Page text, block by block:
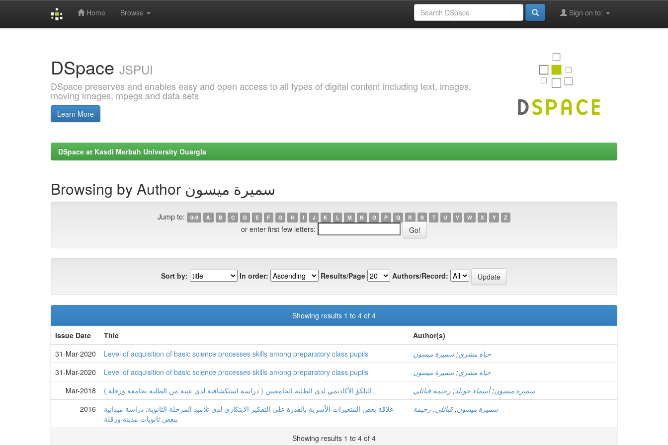
Home Browse Sign on to:
DSpace JSPUI
DSpace preserves and enables easy and open access to all types of digital content including text, images,
moving images, mpegs and data sets
Learn More
DSpace at Kasdi Merbah University Ouargla
Browsing by Author سميرة ميسون
Jump to: 0-9 A B C D E F G H I J K L M N O P Q R S T U V W X Y Z
or enter first few letters:
Sort by: In order: Results/Page Authors/Record:
Showing results 1 to 4 of 4
Issue Date
Title
Author(s)
31-Mar-2020
Level of acquisition of basic science processes skills among preparatory class pupils حياة مشري; سميرة ميسون
31-Mar-2020
Level of acquisition of basic science processes skills among preparatory class pupils حياة مشري; سميرة ميسون
Mar-2018
التلكؤ الأكاديمي لدى الطلبة الجامعيين ( دراسة استكشافية لدى عينة من الطلبة بحامعة ورقلة ) سميرة ميسون;أسماء خويلد; رحيمة قبائلي
2016
علاقة بعض المتغيرات الأسرية بالقدرة على التفكير الابتكاري لدى تلاميذ المرحلة الثانوية: دراسة ميدانية
ببعض ثانويات مدينة ورقلة
سميرة ميسون; قبائلي, رحيمة
Showing results 1 to 4 of 4